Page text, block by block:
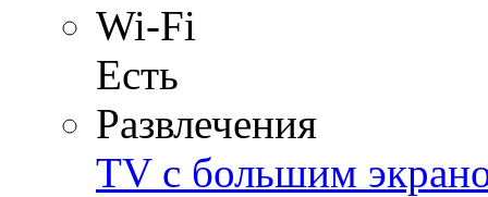
Wi-Fi
Есть
Развлечения
TV с большим